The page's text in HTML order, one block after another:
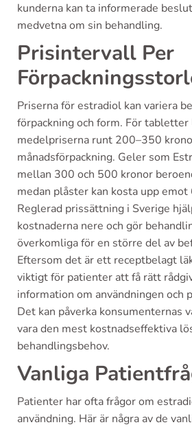
kunderna kan ta informerade
medvetna om sin behandling.
Prisintervall Per
Priserna för estradiol kan variera
förpackning och form. För
medelpriserna runt 200–350
månadsförpackning. Geler som
mellan 300 och 500 kronor
medan plåster kan kosta upp
Reglerad prissättning i Sverige
kostnaderna nere och gör
överkomliga för en större del av
Eftersom det är ett receptbelagt
viktigt för patienter att få rätt
information om användningen och
Det kan påverka konsumenternas
vara den mest kostnadseffektiva
behandlingsbehov.
Vanliga
Patienter har ofta frågor om
användning. Här är några av de